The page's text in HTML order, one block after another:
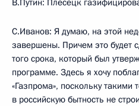
В.Путин: Плесецк
С.Иванов: Я думаю, на этой
завершены. Причем это будет
того срока, который был
программе. Здесь я хочу
«Газпрома», поскольку
в российскую бытность не